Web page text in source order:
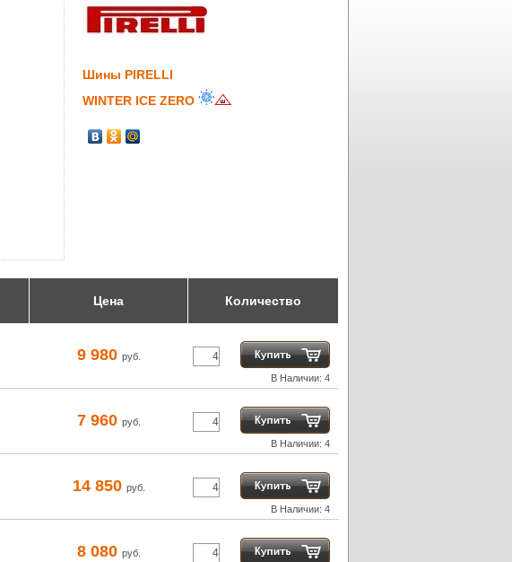
Шины PIRELLI
WINTER ICE ZERO
Цена Количество
9 980 руб.
В Наличии: 4
7 960 руб.
В Наличии: 4
14 850 руб.
В Наличии: 4
8 080 руб.